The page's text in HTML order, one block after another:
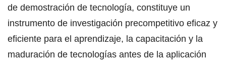
de demostración de tecnología, constituye un
instrumento de investigación precompetitivo eficaz y
eficiente para el aprendizaje, la capacitación y la
maduración de tecnologías antes de la aplicación